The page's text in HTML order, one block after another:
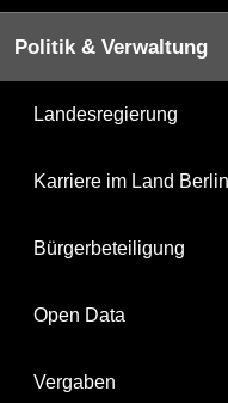
Politik & Verwaltung
Landesregierung
Karriere im Land Berlin
Bürgerbeteiligung
Open Data
Vergaben